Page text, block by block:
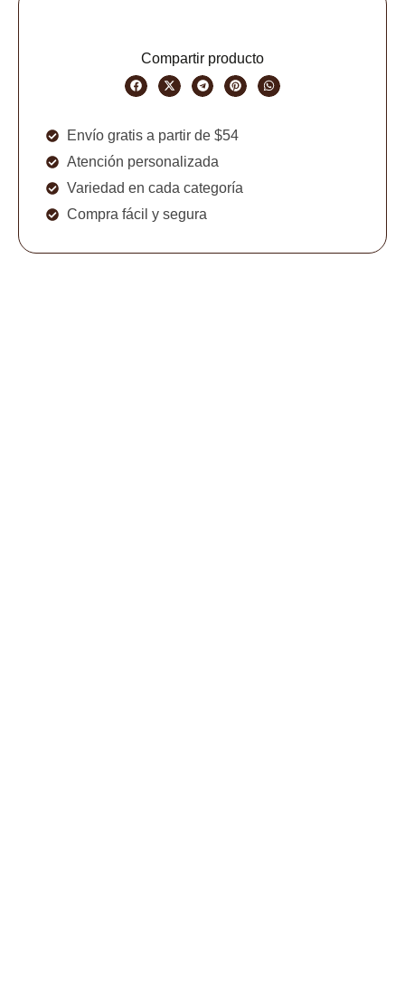
Compartir producto
Envío gratis a partir de $54
Atención personalizada
Variedad en cada categoría
Compra fácil y segura